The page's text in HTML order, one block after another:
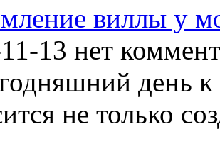
виллы у
13 нет
день к
не только